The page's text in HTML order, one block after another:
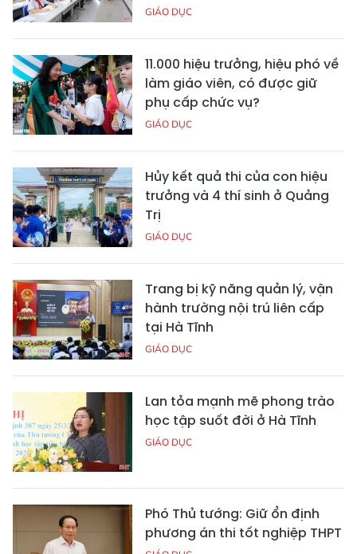
GIÁO DỤC
11.000 hiệu trưởng, hiệu phó về
làm giáo viên, có được giữ
phụ cấp chức vụ?
GIÁO DỤC
Hủy kết quả thi của con hiệu
trưởng và 4 thí sinh ở Quảng
Trị
GIÁO DỤC
Trang bị kỹ năng quản lý, vận
hành trường nội trú liên cấp
tại Hà Tĩnh
GIÁO DỤC
Lan tỏa mạnh mẽ phong trào
học tập suốt đời ở Hà Tĩnh
GIÁO DỤC
Phó Thủ tướng: Giữ ổn định
phương án thi tốt nghiệp THPT